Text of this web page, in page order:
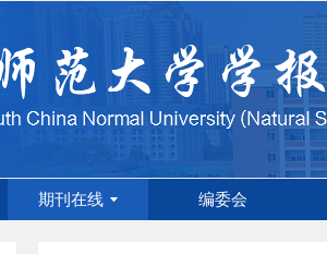
期刊在线 编委会